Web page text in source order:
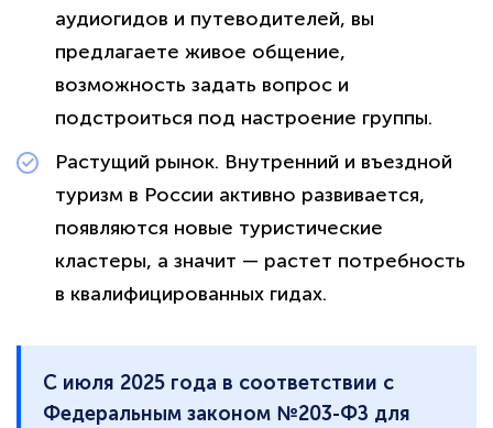
аудиогидов и путеводителей, вы
предлагаете живое общение,
возможность задать вопрос и
подстроиться под настроение группы.
Растущий рынок. Внутренний и въездной
туризм в России активно развивается,
появляются новые туристические
кластеры, а значит — растет потребность
в квалифицированных гидах.
С июля 2025 года в соответствии с
Федеральным законом №203-ФЗ для